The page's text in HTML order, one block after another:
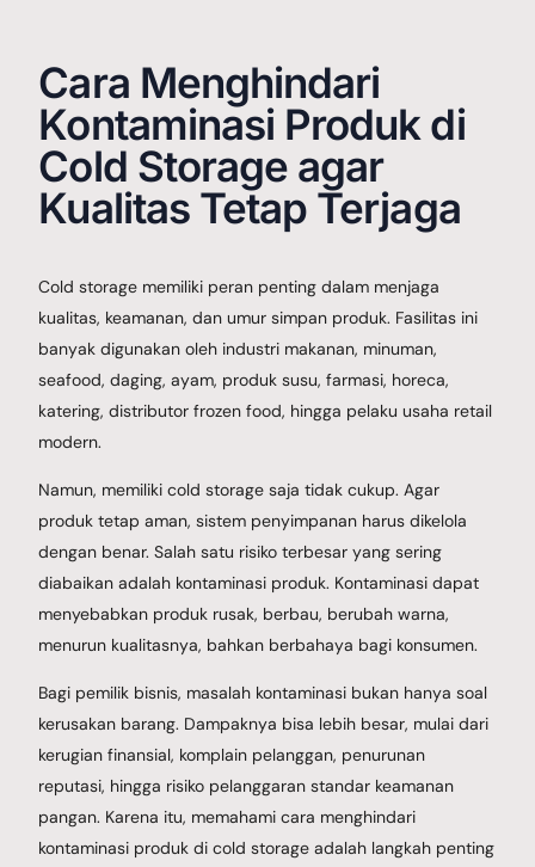
Cara Menghindari
Kontaminasi Produk di
Cold Storage agar
Kualitas Tetap Terjaga
Cold storage memiliki peran penting dalam menjaga
kualitas, keamanan, dan umur simpan produk. Fasilitas ini
banyak digunakan oleh industri makanan, minuman,
seafood, daging, ayam, produk susu, farmasi, horeca,
katering, distributor frozen food, hingga pelaku usaha retail
modern.
Namun, memiliki cold storage saja tidak cukup. Agar
produk tetap aman, sistem penyimpanan harus dikelola
dengan benar. Salah satu risiko terbesar yang sering
diabaikan adalah kontaminasi produk. Kontaminasi dapat
menyebabkan produk rusak, berbau, berubah warna,
menurun kualitasnya, bahkan berbahaya bagi konsumen.
Bagi pemilik bisnis, masalah kontaminasi bukan hanya soal
kerusakan barang. Dampaknya bisa lebih besar, mulai dari
kerugian finansial, komplain pelanggan, penurunan
reputasi, hingga risiko pelanggaran standar keamanan
pangan. Karena itu, memahami cara menghindari
kontaminasi produk di cold storage adalah langkah penting
Hubungi Kami